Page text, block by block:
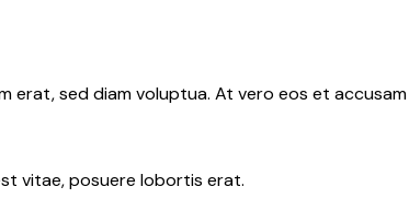
erat, sed diam voluptua. At vero eos et accusam
vitae, posuere lobortis erat.